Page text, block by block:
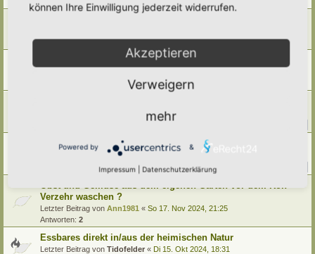
Antworten:3
«Mi 15. Jan 2025, 15:14
Brot-Rezepte
Tidofelder
Sa 21. Dez 2024, 21:07
Verzehr waschen ?
Letzter Beitrag von Ann1981 « So 17. Nov 2024, 21:25
Antworten: 2
Essbares direkt in/aus der heimischen Natur
Letzter Beitrag von Tidofelder « Di 15. Okt 2024, 18:31
können Ihre Einwilligung jederzeit widerrufen.
Akzeptieren
Verweigern
mehr
Powered by &
Impressum Datenschutzerklärung